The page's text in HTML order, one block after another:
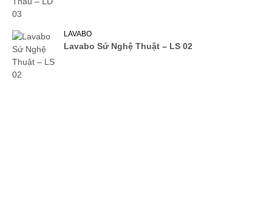
LAVABO
Lavabo Sứ Nghệ Thuật – LS 02